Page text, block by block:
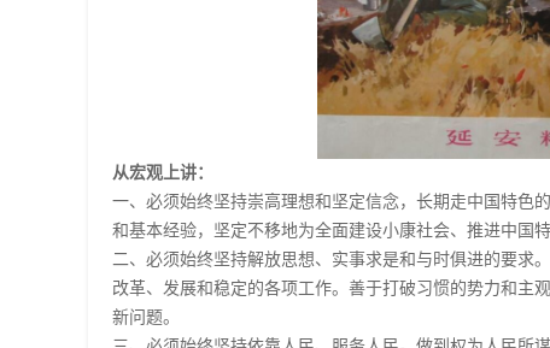
从宏观上讲：
一、必须始终坚持崇高理想和坚定信念，长期走中国特色
和基本经验，坚定不移地为全面建设小康社会、推进中国
二、必须始终坚持解放思想、实事求是和与时俱进的要求
改革、发展和稳定的各项工作。善于打破习惯的势力和主
新问题。